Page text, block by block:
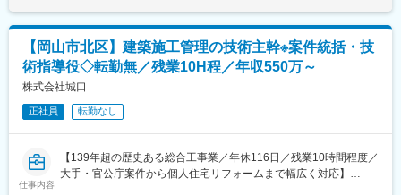
変更の範囲：会社の定める業務
案件によっては宿泊を伴う出張が発生するケースも御座います。
■当社について：
・当社は2001年に創業、塗装工事や防水工事を含め、総合仕上げ
改修工事という建築仕上げ分野を一貫管理・施工を請負ってきま
した。
・総合仕上げ工事のスペシャリストとして、技術と知識の向上を
積み上げております。当社の取組として自社での技能向上講習、
国家資格（2級建築士、1級建築施工管理技能士、1級建築塗装技
能士ほか）を従業員に対し取得を促進し、安全管理・品質管理・
【岡山市北区】建築施工管理の技術主幹※案件統括・技
術指導役◇転勤無／残業10H程／年収550万～
株式会社城口
正社員 転勤なし
仕事内容
【139年超の歴史ある総合工事業／年休116日／残業10時間程度／
大手・官公庁案件から個人住宅リフォームまで幅広く対応】